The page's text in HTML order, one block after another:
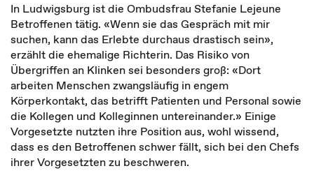
In Ludwigsburg ist die Ombudsfrau Stefanie Lejeune
Betroffenen tätig. «Wenn sie das Gespräch mit mir
suchen, kann das Erlebte durchaus drastisch sein»,
erzählt die ehemalige Richterin. Das Risiko von
Übergriffen an Klinken sei besonders groß: «Dort
arbeiten Menschen zwangsläufig in engem
Körperkontakt, das betrifft Patienten und Personal sowie
die Kollegen und Kolleginnen untereinander.» Einige
Vorgesetzte nutzten ihre Position aus, wohl wissend,
dass es den Betroffenen schwer fällt, sich bei den Chefs
ihrer Vorgesetzten zu beschweren.